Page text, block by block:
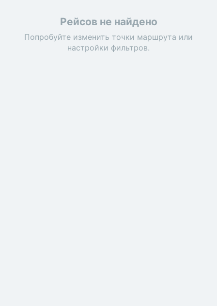
Рейсов не найдено
Попробуйте изменить точки маршрута или
настройки фильтров.